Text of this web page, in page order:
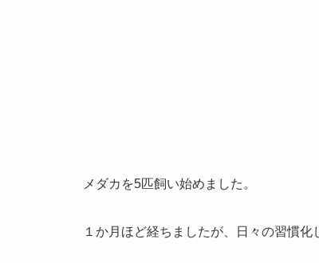
メダカを5匹飼い始めました。
１か月ほど経ちましたが、日々の習慣化